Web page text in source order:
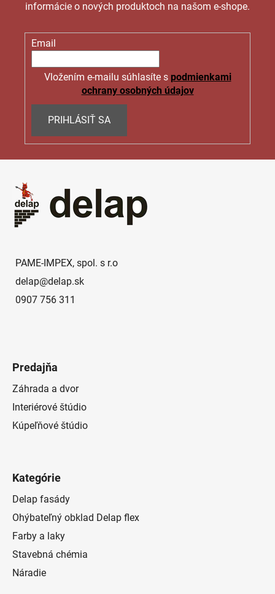
informácie o nových produktoch na našom e-shope.
Email
Vložením e-mailu súhlasíte s podmienkami
ochrany osobných údajov
PRIHLÁSIŤ SA
PAME-IMPEX, spol. s r.o
delap@delap.sk
0907 756 311
Predajňa
Záhrada a dvor
Interiérové štúdio
Kúpeľňové štúdio
Kategórie
Delap fasády
Ohýbateľný obklad Delap flex
Farby a laky
Stavebná chémia
Náradie